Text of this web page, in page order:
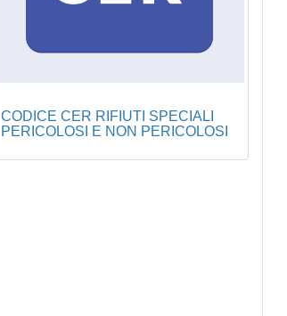
CODICE CER RIFIUTI SPECIALI
PERICOLOSI E NON PERICOLOSI